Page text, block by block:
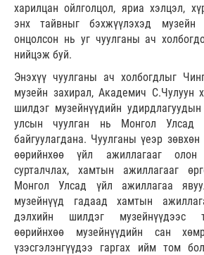
харилцан ойлголцол, яриа хэлцэл,
энх тайвныг бэхжүүлэхэд музейн
онцолсон нь уг чуулганы ач
нийцэж буй.
Энэхүү чуулганы ач холбогдлыг
музейн захирал, Академич С.Чулуун
шилдэг музейнүүдийн
улсын чуулган нь Монгол Улсад
байгуулагдана. Чуулганы үеэр
өөрийнхөө үйл ажиллагааг олон
сурталчлах, хамтын ажиллагааг
Монгол Улсад үйл ажиллагаа
музейнүүд гадаад хамтын
дэлхийн шилдэг музейнүүдээс
өөрийнхөө музейнүүдийн сан
үзэсгэлэнгүүдээ гаргах ийм том